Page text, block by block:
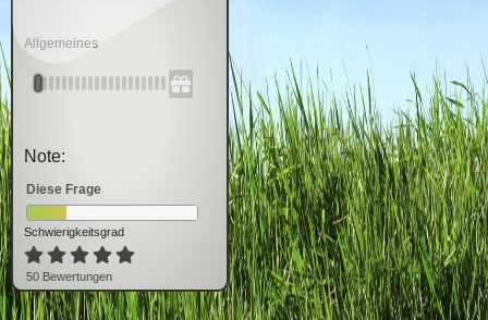
Allgemeines
Note:
Diese Frage
Schwierigkeitsgrad
50 Bewertungen